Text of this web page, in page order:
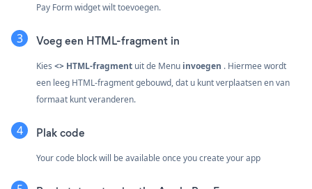
Pay Form widget wilt toevoegen.
Voeg een HTML-fragment in
Kies <> HTML-fragment uit de Menu invoegen . Hiermee wordt
een leeg HTML-fragment gebouwd, dat u kunt verplaatsen en van
formaat kunt veranderen.
Plak code
Your code block will be available once you create your app